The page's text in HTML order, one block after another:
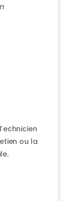
ou la